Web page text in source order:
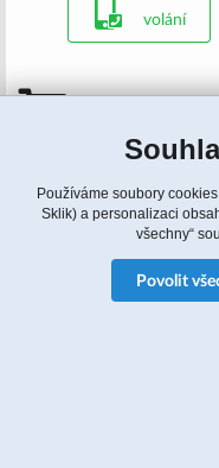
Používáme soubory
Sklik) a personalizaci
všechny“
Povolit
volání
Zavolejte nám: 315
Update cookies
Zájem o